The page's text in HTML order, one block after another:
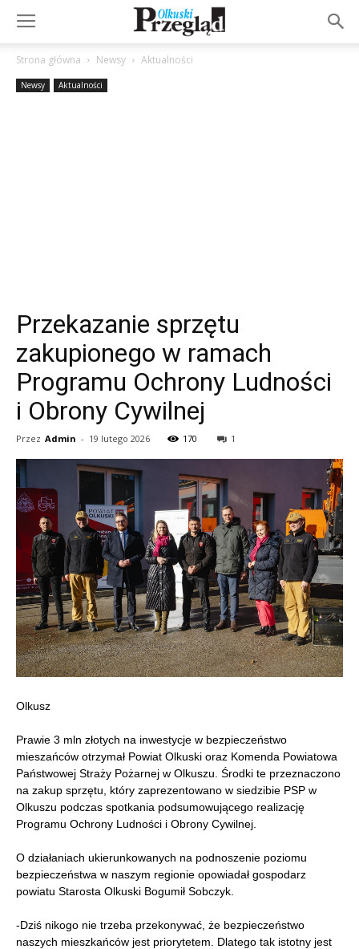
Strona główna Newsy Aktualności
Newsy Aktualności
Przekazanie sprzętu
zakupionego w ramach
Programu Ochrony Ludności
i Obrony Cywilnej
Przez Admin - 19 lutego 2026 170 1
Olkusz
Prawie 3 mln złotych na inwestycje w bezpieczeństwo
mieszańców otrzymał Powiat Olkuski oraz Komenda Powiatowa
Państwowej Straży Pożarnej w Olkuszu. Środki te przeznaczono
na zakup sprzętu, który zaprezentowano w siedzibie PSP w
Olkuszu podczas spotkania podsumowującego realizację
Programu Ochrony Ludności i Obrony Cywilnej.
O działaniach ukierunkowanych na podnoszenie poziomu
bezpieczeństwa w naszym regionie opowiadał gospodarz
powiatu Starosta Olkuski Bogumił Sobczyk.
-Dziś nikogo nie trzeba przekonywać, że bezpieczeństwo
naszych mieszkańców jest priorytetem. Dlatego tak istotny jest